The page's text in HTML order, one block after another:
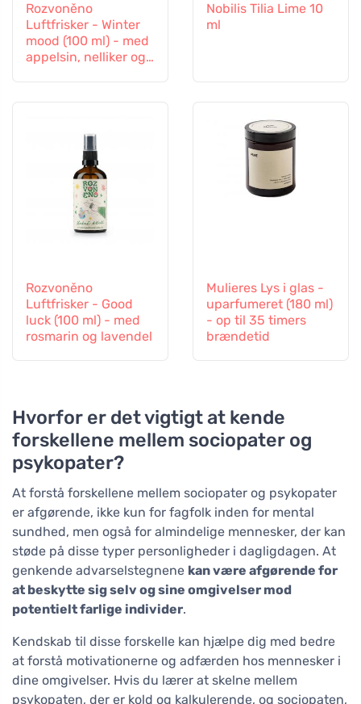
Rozvoněno
Luftfrisker - Winter
mood (100 ml) - med
appelsin, nelliker og
Nobilis Tilia Lime 10
ml
Rozvoněno
Luftfrisker - Good
luck (100 ml) - med
rosmarin og lavendel
Mulieres Lys i glas -
uparfumeret (180 ml)
- op til 35 timers
brændetid
Hvorfor er det vigtigt at kende
forskellene mellem sociopater og
psykopater?
At forstå forskellene mellem sociopater og psykopater
er afgørende, ikke kun for fagfolk inden for mental
sundhed, men også for almindelige mennesker, der kan
støde på disse typer personligheder i dagligdagen. At
genkende advarselstegnene kan være afgørende for
at beskytte sig selv og sine omgivelser mod
potentielt farlige individer.
Kendskab til disse forskelle kan hjælpe dig med bedre
at forstå motivationerne og adfærden hos mennesker i
dine omgivelser. Hvis du lærer at skelne mellem
psykopaten, der er kold og kalkulerende, og sociopaten,